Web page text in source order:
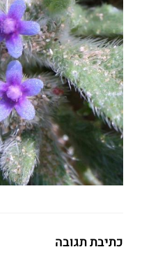
כתיבת תגובה